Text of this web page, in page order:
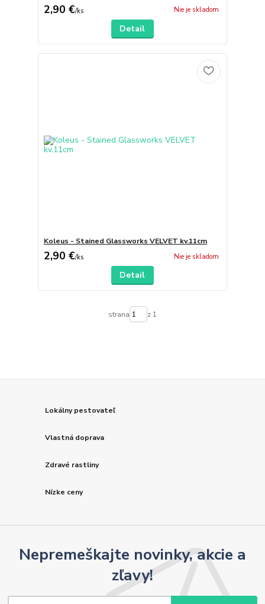
2,90 €/ks Nie je skladom
Detail
Koleus - Stained Glassworks VELVET kv.11cm
2,90 €/ks Nie je skladom
Detail
strana z 1
Lokálny pestovateľ
Vlastná doprava
Zdravé rastliny
Nízke ceny
Nepremeškajte novinky, akcie a
zľavy!